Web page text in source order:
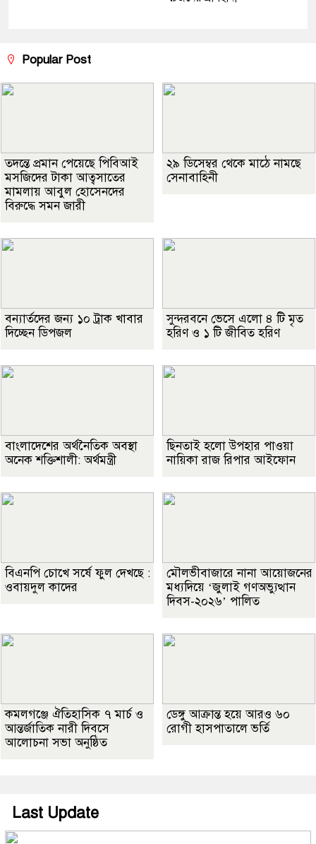
Popular Post
তদন্তে প্রমান পেয়েছে পিবিআই
মসজিদের টাকা আত্বসাতের
মামলায় আবুল হোসেনদের
বিরুদ্ধে সমন জারী
২৯ ডিসেম্বর থেকে মাঠে নামছে
সেনাবাহিনী
বন্যার্তদের জন্য ১০ ট্রাক খাবার
দিচ্ছেন ডিপজল
সুন্দরবনে ভেসে এলো ৪ টি মৃত
হরিণ ও ১ টি জীবিত হরিণ
বাংলাদেশের অর্থনৈতিক অবস্থা
অনেক শক্তিশালী: অর্থমন্ত্রী
ছিনতাই হলো উপহার পাওয়া
নায়িকা রাজ রিপার আইফোন
বিএনপি চোখে সর্ষে ফুল দেখছে :
ওবায়দুল কাদের
মৌলভীবাজারে নানা আয়োজনের
মধ্যদিয়ে ‘জুলাই গণঅভ্যুত্থান
দিবস-২০২৬’ পালিত
কমলগঞ্জে ঐতিহাসিক ৭ মার্চ ও
আন্তর্জাতিক নারী দিবসে
আলোচনা সভা অনুষ্ঠিত
ডেঙ্গু আক্রান্ত হয়ে আরও ৬০
রোগী হাসপাতালে ভর্তি
Last Update